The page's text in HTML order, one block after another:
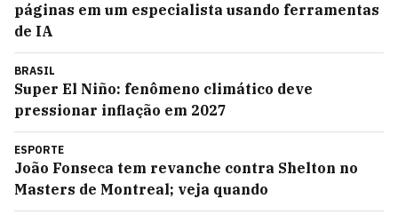
páginas em um especialista usando ferramentas
de IA
BRASIL
Super El Niño: fenômeno climático deve
pressionar inflação em 2027
ESPORTE
João Fonseca tem revanche contra Shelton no
Masters de Montreal; veja quando